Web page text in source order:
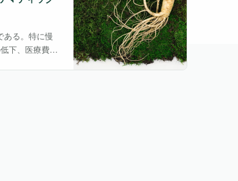
研究紹介 研究助成制度 関連サイト
ある。特に慢
下、医療費の